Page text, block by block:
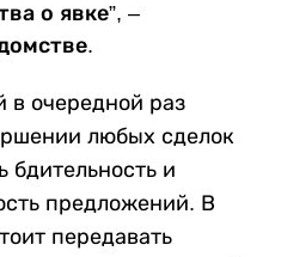
о явке”, –
в очередной раз
любых сделок
бдительность и
предложений. В
передавать